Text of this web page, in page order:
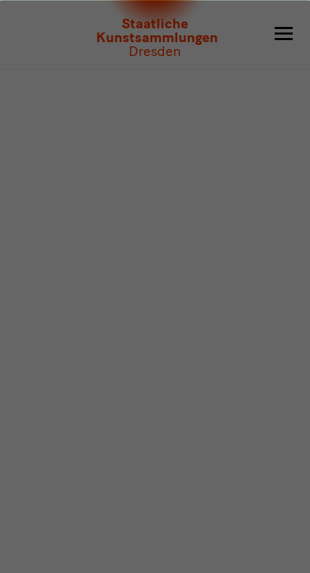
Staatliche
Kunstsammlungen
Dresden